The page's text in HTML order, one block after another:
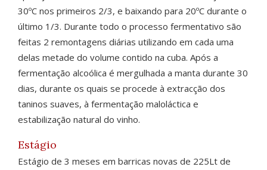
30ºC nos primeiros 2/3, e baixando para 20ºC durante o
último 1/3. Durante todo o processo fermentativo são
feitas 2 remontagens diárias utilizando em cada uma
delas metade do volume contido na cuba. Após a
fermentação alcoólica é mergulhada a manta durante 30
dias, durante os quais se procede à extracção dos
taninos suaves, à fermentação maloláctica e
estabilização natural do vinho.
Estágio
Estágio de 3 meses em barricas novas de 225Lt de